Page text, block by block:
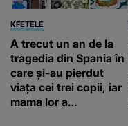
KFETELE
A trecut un an de la
tragedia din Spania în
care și-au pierdut
viața cei trei copii, iar
mama lor a…